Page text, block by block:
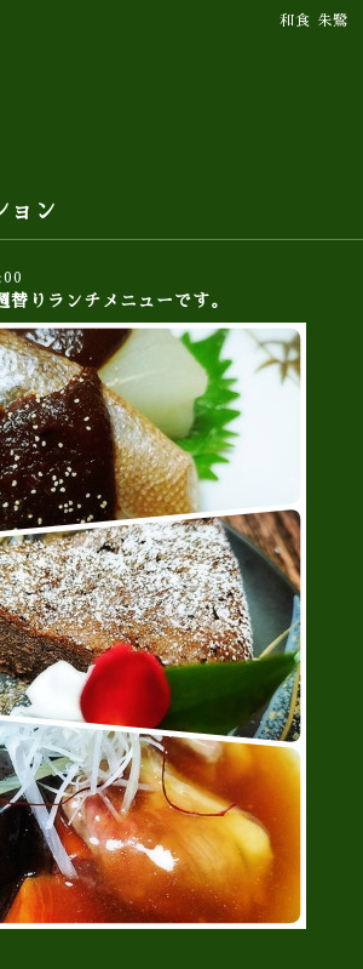
和食 朱鷺
ョン
りランチメニューです。